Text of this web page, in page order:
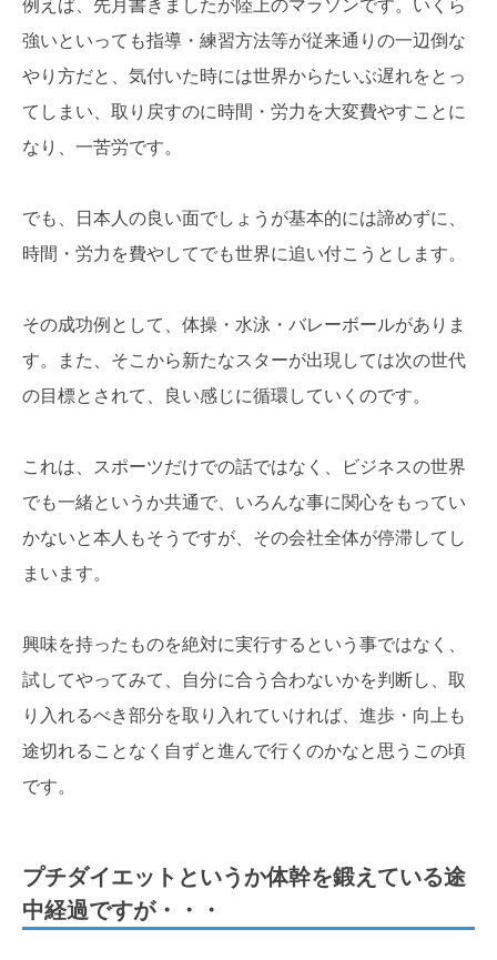
例えば、先月書きましたが陸上のマラソンです。いくら
強いといっても指導・練習方法等が従来通りの一辺倒な
やり方だと、気付いた時には世界からたいぶ遅れをとっ
てしまい、取り戻すのに時間・労力を大変費やすことに
なり、一苦労です。
でも、日本人の良い面でしょうが基本的には諦めずに、
時間・労力を費やしてでも世界に追い付こうとします。
その成功例として、体操・水泳・バレーボールがありま
す。また、そこから新たなスターが出現しては次の世代
の目標とされて、良い感じに循環していくのです。
これは、スポーツだけでの話ではなく、ビジネスの世界
でも一緒というか共通で、いろんな事に関心をもってい
かないと本人もそうですが、その会社全体が停滞してし
まいます。
興味を持ったものを絶対に実行するという事ではなく、
試してやってみて、自分に合う合わないかを判断し、取
り入れるべき部分を取り入れていければ、進歩・向上も
途切れることなく自ずと進んで行くのかなと思うこの頃
です。
プチダイエットというか体幹を鍛えている途
中経過ですが・・・